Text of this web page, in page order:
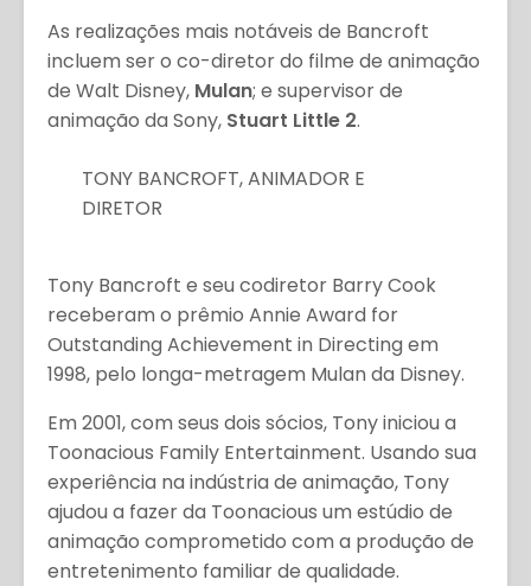
As realizações mais notáveis de Bancroft
incluem ser o co-diretor do filme de animação
de Walt Disney, Mulan; e supervisor de
animação da Sony, Stuart Little 2.
TONY BANCROFT, ANIMADOR E
DIRETOR
Tony Bancroft e seu codiretor Barry Cook
receberam o prêmio Annie Award for
Outstanding Achievement in Directing em
1998, pelo longa-metragem Mulan da Disney.
Em 2001, com seus dois sócios, Tony iniciou a
Toonacious Family Entertainment. Usando sua
experiência na indústria de animação, Tony
ajudou a fazer da Toonacious um estúdio de
animação comprometido com a produção de
entretenimento familiar de qualidade.